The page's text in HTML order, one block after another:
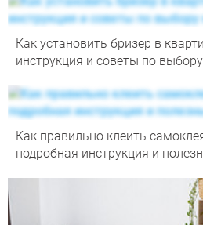
Как установить бризер в
инструкция и советы по
Как правильно клеить
подробная инструкция и